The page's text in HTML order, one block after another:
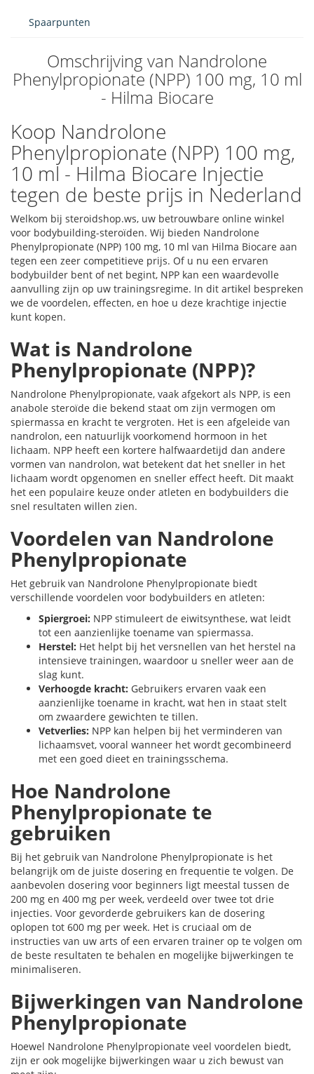
Spaarpunten
Omschrijving van Nandrolone
Phenylpropionate (NPP) 100 mg, 10 ml
- Hilma Biocare
Koop Nandrolone
Phenylpropionate (NPP) 100 mg,
10 ml - Hilma Biocare Injectie
tegen de beste prijs in Nederland
Welkom bij steroidshop.ws, uw betrouwbare online winkel
voor bodybuilding-steroïden. Wij bieden Nandrolone
Phenylpropionate (NPP) 100 mg, 10 ml van Hilma Biocare aan
tegen een zeer competitieve prijs. Of u nu een ervaren
bodybuilder bent of net begint, NPP kan een waardevolle
aanvulling zijn op uw trainingsregime. In dit artikel bespreken
we de voordelen, effecten, en hoe u deze krachtige injectie
kunt kopen.
Wat is Nandrolone
Phenylpropionate (NPP)?
Nandrolone Phenylpropionate, vaak afgekort als NPP, is een
anabole steroïde die bekend staat om zijn vermogen om
spiermassa en kracht te vergroten. Het is een afgeleide van
nandrolon, een natuurlijk voorkomend hormoon in het
lichaam. NPP heeft een kortere halfwaardetijd dan andere
vormen van nandrolon, wat betekent dat het sneller in het
lichaam wordt opgenomen en sneller effect heeft. Dit maakt
het een populaire keuze onder atleten en bodybuilders die
snel resultaten willen zien.
Voordelen van Nandrolone
Phenylpropionate
Het gebruik van Nandrolone Phenylpropionate biedt
verschillende voordelen voor bodybuilders en atleten:
Spiergroei: NPP stimuleert de eiwitsynthese, wat leidt
tot een aanzienlijke toename van spiermassa.
Herstel: Het helpt bij het versnellen van het herstel na
intensieve trainingen, waardoor u sneller weer aan de
slag kunt.
Verhoogde kracht: Gebruikers ervaren vaak een
aanzienlijke toename in kracht, wat hen in staat stelt
om zwaardere gewichten te tillen.
Vetverlies: NPP kan helpen bij het verminderen van
lichaamsvet, vooral wanneer het wordt gecombineerd
met een goed dieet en trainingsschema.
Hoe Nandrolone
Phenylpropionate te
gebruiken
Bij het gebruik van Nandrolone Phenylpropionate is het
belangrijk om de juiste dosering en frequentie te volgen. De
aanbevolen dosering voor beginners ligt meestal tussen de
200 mg en 400 mg per week, verdeeld over twee tot drie
injecties. Voor gevorderde gebruikers kan de dosering
oplopen tot 600 mg per week. Het is cruciaal om de
instructies van uw arts of een ervaren trainer op te volgen om
de beste resultaten te behalen en mogelijke bijwerkingen te
minimaliseren.
Bijwerkingen van Nandrolone
Phenylpropionate
Hoewel Nandrolone Phenylpropionate veel voordelen biedt,
zijn er ook mogelijke bijwerkingen waar u zich bewust van